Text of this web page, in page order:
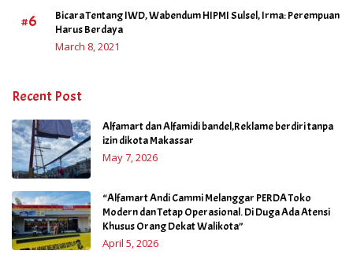
#6
Bicara Tentang IWD, Wabendum HIPMI Sulsel, Irma: Perempuan
Harus Berdaya
March 8, 2021
Recent Post
Alfamart dan Alfamidi bandel,Reklame berdiri tanpa
izin dikota Makassar
May 7, 2026
“Alfamart Andi Cammi Melanggar PERDA Toko
Modern dan Tetap Operasional. Di Duga Ada Atensi
Khusus Orang Dekat Walikota”
April 5, 2026